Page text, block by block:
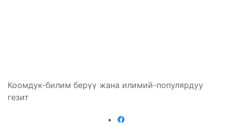
Коомдук-билим берүү жана илимий-популярдуу
гезит